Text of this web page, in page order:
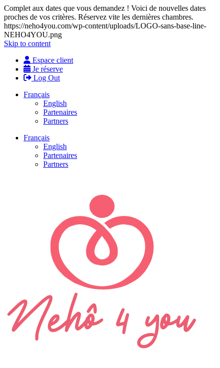
Complet aux dates que vous demandez ! Voici de nouvelles dates
proches de vos critères. Réservez vite les dernières chambres.
https://neho4you.com/wp-content/uploads/LOGO-sans-base-line-
NEHO4YOU.png
Skip to content
Espace client
Je réserve
Log Out
Français
English
Partenaires
Partners
Français
English
Partenaires
Partners